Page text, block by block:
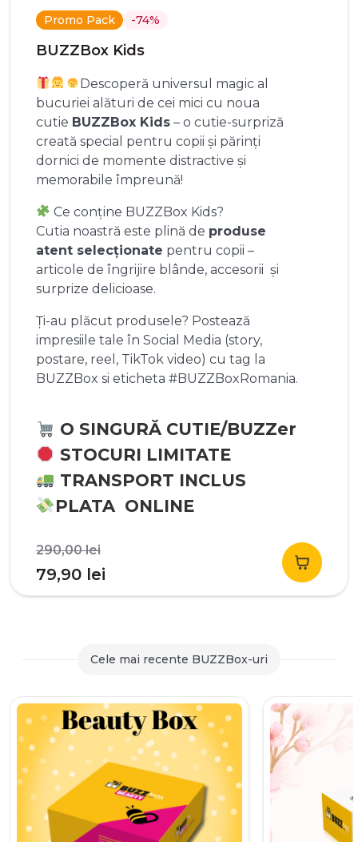
Promo Pack -74%
BUZZBox Kids
Descoperă universul magic al
bucuriei alături de cei mici cu noua
cutie BUZZBox Kids – o cutie-surpriză
creată special pentru copii și părinți
dornici de momente distractive și
memorabile împreună!
Ce conține BUZZBox Kids?
Cutia noastră este plină de produse
atent selecționate pentru copii –
articole de îngrijire blânde, accesorii și
surprize delicioase.
Ți-au plăcut produsele? Postează
impresiile tale în Social Media (story,
postare, reel, TikTok video) cu tag la
BUZZBox si eticheta #BUZZBoxRomania.
O SINGURĂ CUTIE/BUZZer
STOCURI LIMITATE
TRANSPORT INCLUS
PLATA ONLINE
290,00leiPrețul
inițial
a
290,00 lei.
79,90 lei
curent
79,90 lei.
Cele mai recente BUZZBox-uri